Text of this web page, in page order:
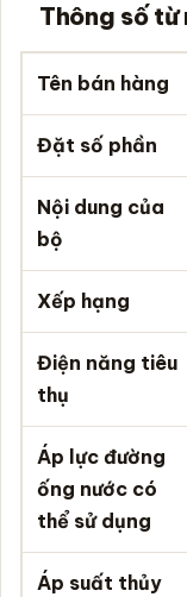
Thông số từ
Tên bán hàng
Đặt số phần
Nội dung của
bộ
Xếp hạng
Điện năng tiêu
thụ
Áp lực đường
ống nước có
thể sử dụng
Áp suất thủy